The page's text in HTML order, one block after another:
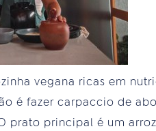
vegana ricas em
é fazer carpaccio de
prato principal é um